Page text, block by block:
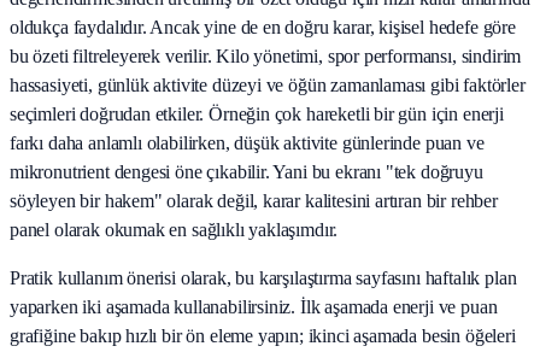
oldukça faydalıdır. Ancak yine de en doğru karar, kişisel hedefe göre
bu özeti filtreleyerek verilir. Kilo yönetimi, spor performansı, sindirim
hassasiyeti, günlük aktivite düzeyi ve öğün zamanlaması gibi faktörler
seçimleri doğrudan etkiler. Örneğin çok hareketli bir gün için enerji
farkı daha anlamlı olabilirken, düşük aktivite günlerinde puan ve
mikronutrient dengesi öne çıkabilir. Yani bu ekranı "tek doğruyu
söyleyen bir hakem" olarak değil, karar kalitesini artıran bir rehber
panel olarak okumak en sağlıklı yaklaşımdır.
Pratik kullanım önerisi olarak, bu karşılaştırma sayfasını haftalık plan
yaparken iki aşamada kullanabilirsiniz. İlk aşamada enerji ve puan
grafiğine bakıp hızlı bir ön eleme yapın; ikinci aşamada besin öğeleri